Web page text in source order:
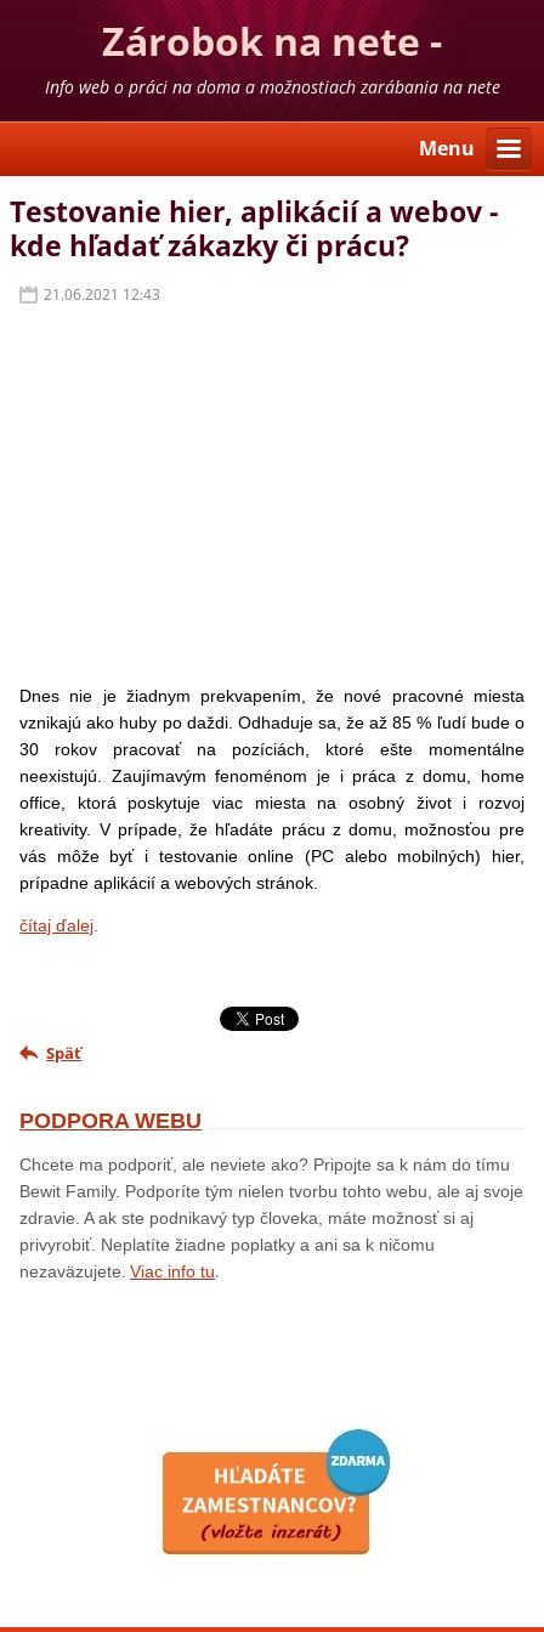
Zárobok na nete -
skúsenosti
Info web o práci na doma a možnostiach zarábania na nete
Menu
Testovanie hier, aplikácií a webov -
kde hľadať zákazky či prácu?
21.06.2021 12:43
Dnes nie je žiadnym prekvapením, že nové pracovné miesta
vznikajú ako huby po daždi. Odhaduje sa, že až 85 % ľudí bude o
30 rokov pracovať na pozíciách, ktoré ešte momentálne
neexistujú. Zaujímavým fenoménom je i práca z domu, home
office, ktorá poskytuje viac miesta na osobný život i rozvoj
kreativity. V prípade, že hľadáte prácu z domu, možnosťou pre
vás môže byť i testovanie online (PC alebo mobilných) hier,
prípadne aplikácií a webových stránok.
čítaj ďalej
Späť
PODPORA WEBU
Chcete ma podporiť, ale neviete ako? Pripojte sa k nám do tímu
Bewit Family. Podporíte tým nielen tvorbu tohto webu, ale aj svoje
zdravie. A ak ste podnikavý typ človeka, máte možnosť si aj
privyrobiť. Neplatíte žiadne poplatky a ani sa k ničomu
nezaväzujete. Viac info tu.